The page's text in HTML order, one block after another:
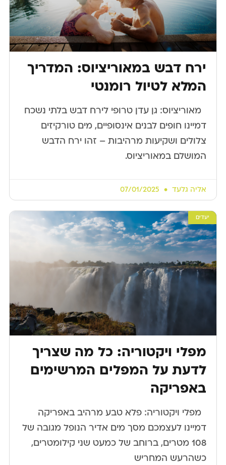
ירח דבש במאוריציוס: המדריך
המלא לטיול רומנטי
​ ​ מאוריציוס: גן עדן טרופי לירח דבש בלתי נשכח
דמיינו חופים לבנים אינסופיים, מים טורקיזים
צלולים ושקיעות מרהיבות – זהו ירח הדבש
המושלם במאוריציוס.
אליה גלעד
יעדים
מפלי ויקטוריה: כל מה שצריך
לדעת על המפלים המרשימים
באפריקה
​ ​ מפלי ויקטוריה: פלא טבע מרהיב באפריקה
דמיינו לעצמכם מסך מים אדיר הנופל מגובה של
108 מטרים, ברוחב של כמעט שני קילומטרים,
כשהרעש המחריש